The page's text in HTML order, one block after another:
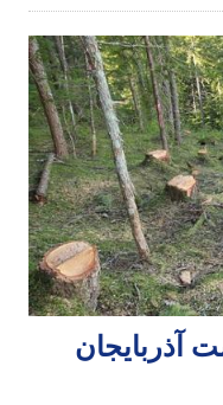
آذربایجان